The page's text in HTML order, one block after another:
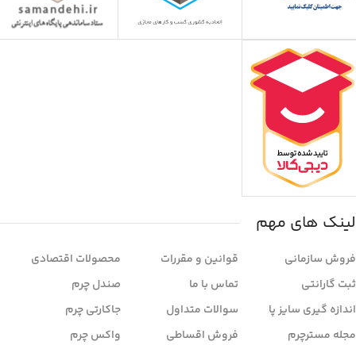
لینک های مهم
فروش سازمانی
ثبت گارانتی
اندازه گیری سایز پا
مجله مسترچرم
قوانین و مقررات
تماس با ما
سوالات متداول
فروش اقساطی
محصولات اقتصادی
صندل چرم
جاکارتی چرم
واکس چرم